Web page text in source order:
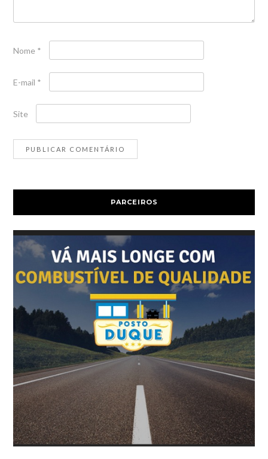
Nome *
E-mail *
Site
PARCEIROS